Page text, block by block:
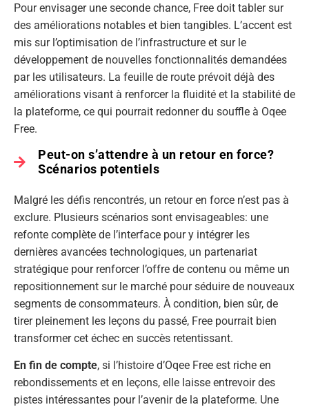
Pour envisager une seconde chance, Free doit tabler sur
des améliorations notables et bien tangibles. L’accent est
mis sur l’optimisation de l’infrastructure et sur le
développement de nouvelles fonctionnalités demandées
par les utilisateurs. La feuille de route prévoit déjà des
améliorations visant à renforcer la fluidité et la stabilité de
la plateforme, ce qui pourrait redonner du souffle à Oqee
Free.
Peut-on s’attendre à un retour en force?
Scénarios potentiels
Malgré les défis rencontrés, un retour en force n’est pas à
exclure. Plusieurs scénarios sont envisageables: une
refonte complète de l’interface pour y intégrer les
dernières avancées technologiques, un partenariat
stratégique pour renforcer l’offre de contenu ou même un
repositionnement sur le marché pour séduire de nouveaux
segments de consommateurs. À condition, bien sûr, de
tirer pleinement les leçons du passé, Free pourrait bien
transformer cet échec en succès retentissant.
En fin de compte, si l’histoire d’Oqee Free est riche en
rebondissements et en leçons, elle laisse entrevoir des
pistes intéressantes pour l’avenir de la plateforme. Une